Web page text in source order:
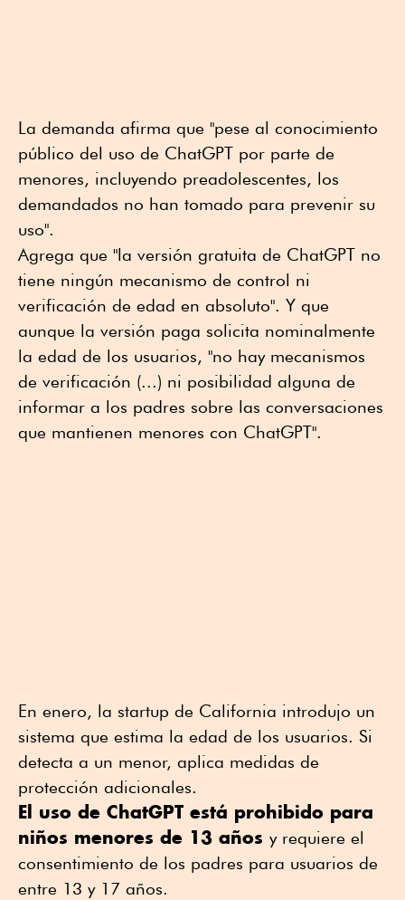
La demanda afirma que "pese al conocimiento
público del uso de ChatGPT por parte de
menores, incluyendo preadolescentes, los
demandados no han tomado para prevenir su
uso".
Agrega que "la versión gratuita de ChatGPT no
tiene ningún mecanismo de control ni
verificación de edad en absoluto". Y que
aunque la versión paga solicita nominalmente
la edad de los usuarios, "no hay mecanismos
de verificación (...) ni posibilidad alguna de
informar a los padres sobre las conversaciones
que mantienen menores con ChatGPT".
En enero, la startup de California introdujo un
sistema que estima la edad de los usuarios. Si
detecta a un menor, aplica medidas de
protección adicionales.
El uso de ChatGPT está prohibido para
niños menores de 13 años y requiere el
consentimiento de los padres para usuarios de
entre 13 y 17 años.